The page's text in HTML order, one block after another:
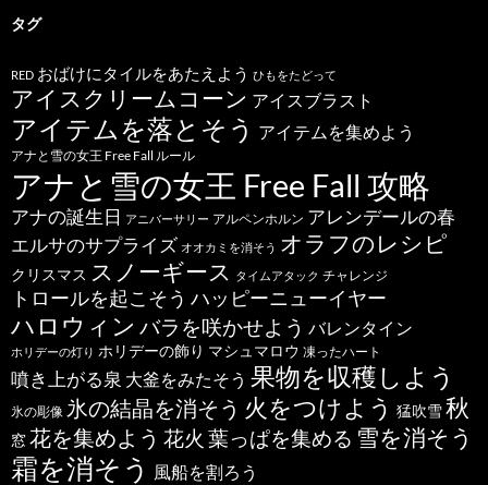
タグ
RED おばけにタイルをあたえよう ひもをたどって
アイスクリームコーン アイスブラスト
アイテムを落とそう アイテムを集めよう
アナと雪の女王 Free Fall ルール
アナと雪の女王 Free Fall 攻略
アナの誕生日 アニバーサリー アルペンホルン アレンデールの春
エルサのサプライズ オオカミを消そう オラフのレシピ
クリスマス スノーギース タイムアタック チャレンジ
トロールを起こそう ハッピーニューイヤー
ハロウィン バラを咲かせよう バレンタイン
ホリデーの灯り ホリデーの飾り マシュマロウ 凍ったハート
噴き上がる泉 大釜をみたそう 果物を収穫しよう
氷の彫像 氷の結晶を消そう 火をつけよう 猛吹雪秋
窓花を集めよう 花火 葉っぱを集める 雪を消そう
霜を消そう 風船を割ろう